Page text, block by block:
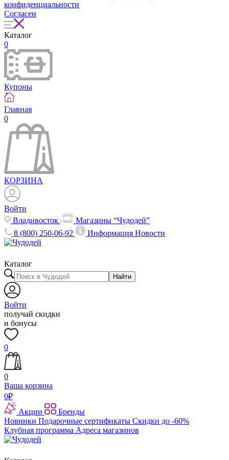
конфиденциальности
Согласен
Каталог
0
Купоны
Главная
0
КОРЗИНА
Войти
Владивосток
Магазины “Чудодей”
8 (800) 250-06-92
ИнформацияНовости
Каталог
Найти
Войти
получай скидки
и бонусы
0
0
Ваша корзина
0₽
Акции
Бренды
Новинки Подарочные сертификаты Скидки до -60%
Клубная программа Адреса магазинов